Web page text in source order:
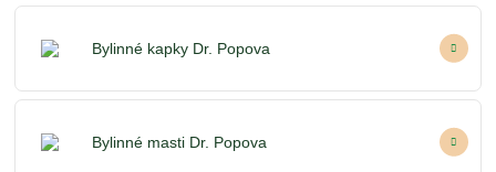
Bylinné kapky Dr. Popova
Bylinné masti Dr. Popova